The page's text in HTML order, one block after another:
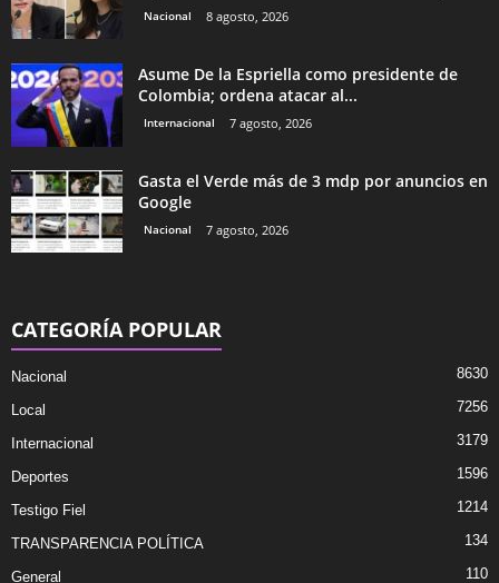
Nacional 8 agosto, 2026
Asume De la Espriella como presidente de
Colombia; ordena atacar al...
Internacional 7 agosto, 2026
Gasta el Verde más de 3 mdp por anuncios en
Google
Nacional 7 agosto, 2026
CATEGORÍA POPULAR
Nacional 8630
Local 7256
Internacional 3179
Deportes 1596
Testigo Fiel 1214
TRANSPARENCIA POLÍTICA 134
General 110